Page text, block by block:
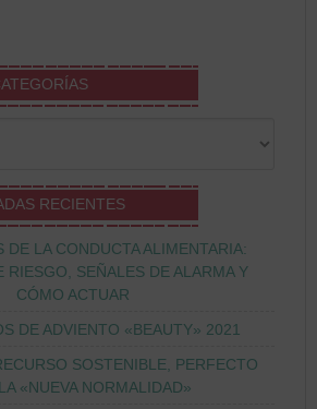
RECIENTES
DE LA CONDUCTA ALIMENTARIA:
RIESGO, SEÑALES DE ALARMA Y
CÓMO ACTUAR
DE ADVIENTO «BEAUTY» 2021
SOSTENIBLE, PERFECTO
«NUEVA NORMALIDAD»